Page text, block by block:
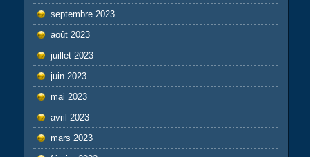
septembre 2023
août 2023
juillet 2023
juin 2023
mai 2023
avril 2023
mars 2023